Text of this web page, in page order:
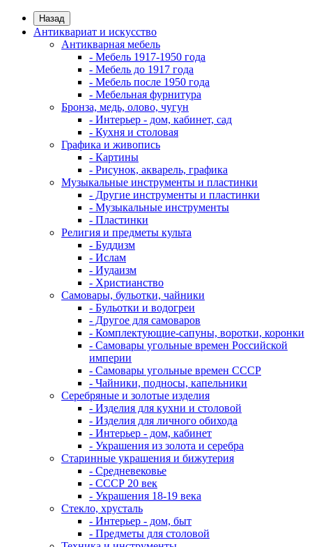
Назад
Антиквариат и искусство
Антикварная мебель
- Мебель 1917-1950 года
- Мебель до 1917 года
- Мебель после 1950 года
- Мебельная фурнитура
Бронза, медь, олово, чугун
- Интерьер - дом, кабинет, сад
- Кухня и столовая
Графика и живопись
- Картины
- Рисунок, акварель, графика
Музыкальные инструменты и пластинки
- Другие инструменты и пластинки
- Музыкальные инструменты
- Пластинки
Религия и предметы культа
- Буддизм
- Ислам
- Иудаизм
- Христианство
Самовары, бульотки, чайники
- Бульотки и водогреи
- Другое для самоваров
- Комплектующие-сапуны, воротки, коронки
- Самовары угольные времен Российской
империи
- Самовары угольные времен СССР
- Чайники, подносы, капельники
Серебряные и золотые изделия
- Изделия для кухни и столовой
- Изделия для личного обихода
- Интерьер - дом, кабинет
- Украшения из золота и серебра
Старинные украшения и бижутерия
- Средневековье
- СССР 20 век
- Украшения 18-19 века
Стекло, хрусталь
- Интерьер - дом, быт
- Предметы для столовой